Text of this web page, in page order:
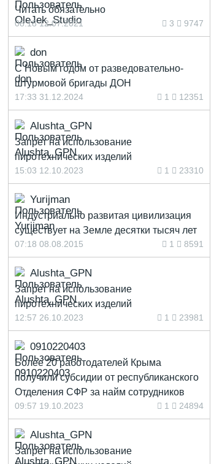
Читать обязательно
08:18 12.07.2021 3 9747
don
С Новым годом от разведовательно-
штурмовой бригады ДОН
17:33 31.12.2024 1 12351
Alushta_GPN
Запрет на использование
пиротехнических изделий
15:03 12.10.2023 1 23310
Yurijman
Индустриально развитая цивилизация
существует на Земле десятки тысяч лет
07:18 08.08.2015 1 8591
Alushta_GPN
Запрет на использование
пиротехнических изделий
12:57 26.10.2023 1 23981
0910220403
Более 20 работодателей Крыма
получили субсидии от республиканского
Отделения СФР за найм сотрудников
09:57 19.10.2023 1 24894
Alushta_GPN
Запрет на использование